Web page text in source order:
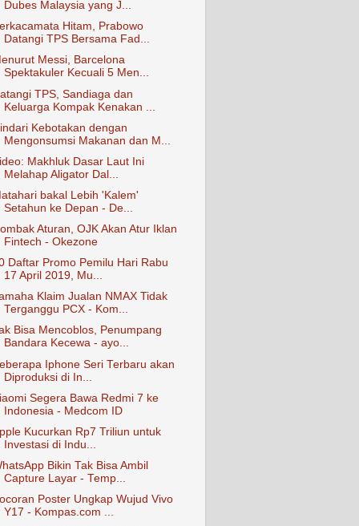
Dubes Malaysia yang J...
Hitam, Prabowo
Datangi TPS Bersama Fad...
Messi, Barcelona
Spektakuler Kecuali 5 Men...
TPS, Sandiaga dan
Keluarga Kompak Kenakan ...
Kebotakan dengan
Mengonsumsi Makanan dan M...
Makhluk Dasar Laut Ini
Melahap Aligator Dal...
bakal Lebih 'Kalem'
Setahun ke Depan - De...
Aturan, OJK Akan Atur Iklan
Fintech - Okezone
Daftar Promo Pemilu Hari Rabu
17 April 2019, Mu...
Klaim Jualan NMAX Tidak
Terganggu PCX - Kom...
Bisa Mencoblos, Penumpang
Bandara Kecewa - ayo...
Iphone Seri Terbaru akan
Diproduksi di In...
Segera Bawa Redmi 7 ke
Indonesia - Medcom ID
Kucurkan Rp7 Triliun untuk
Investasi di Indu...
Bikin Tak Bisa Ambil
Capture Layar - Temp...
Poster Ungkap Wujud Vivo
Y17 - Kompas.com ...